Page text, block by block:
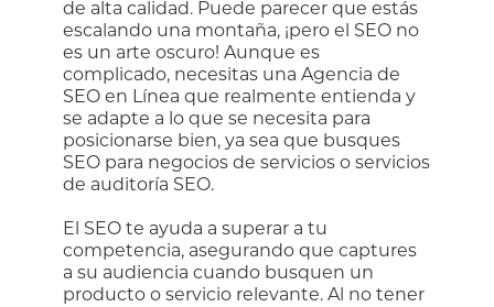
de alta calidad. Puede parecer que estás
escalando una montaña, ¡pero el SEO no
es un arte oscuro! Aunque es
complicado, necesitas una Agencia de
SEO en Línea que realmente entienda y
se adapte a lo que se necesita para
posicionarse bien, ya sea que busques
SEO para negocios de servicios o servicios
de auditoría SEO.
El SEO te ayuda a superar a tu
competencia, asegurando que captures
a su audiencia cuando busquen un
producto o servicio relevante. Al no tener